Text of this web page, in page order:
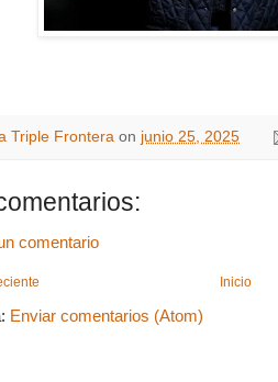
Triple Frontera on junio 25, 2025
comentario
Inicio
Enviar comentarios (Atom)